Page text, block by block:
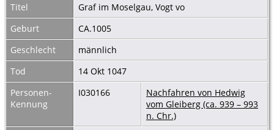
Titel
Graf im Moselgau, Vogt vo
Geburt
CA.1005
Geschlecht
männlich
Tod
14 Okt 1047
Personen-
Kennung
I030166
Nachfahren von Hedwig
vom Gleiberg (ca. 939 – 993
n. Chr.)